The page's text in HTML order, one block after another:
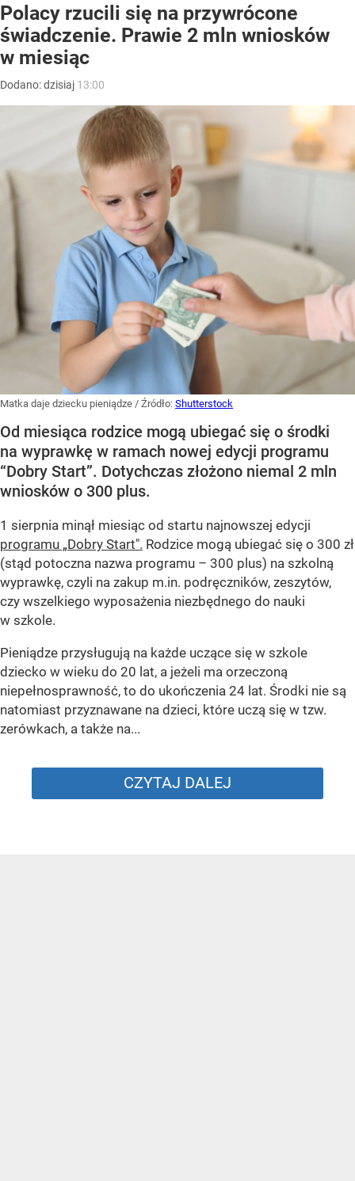
Polacy rzucili się na przywrócone
świadczenie. Prawie 2 mln wniosków
w miesiąc
Dodano:dzisiaj 13:00
Matka daje dziecku pieniądze / Źródło: Shutterstock
Od miesiąca rodzice mogą ubiegać się o środki
na wyprawkę w ramach nowej edycji programu
“Dobry Start”. Dotychczas złożono niemal 2 mln
wniosków o 300 plus.
1 sierpnia minął miesiąc od startu najnowszej edycji
programu „Dobry Start". Rodzice mogą ubiegać się o 300 zł
(stąd potoczna nazwa programu – 300 plus) na szkolną
wyprawkę, czyli na zakup m.in. podręczników, zeszytów,
czy wszelkiego wyposażenia niezbędnego do nauki
w szkole.
Pieniądze przysługują na każde uczące się w szkole
dziecko w wieku do 20 lat, a jeżeli ma orzeczoną
niepełnosprawność, to do ukończenia 24 lat. Środki nie są
natomiast przyznawane na dzieci, które uczą się w tzw.
zerówkach, a także na...
CZYTAJ DALEJ